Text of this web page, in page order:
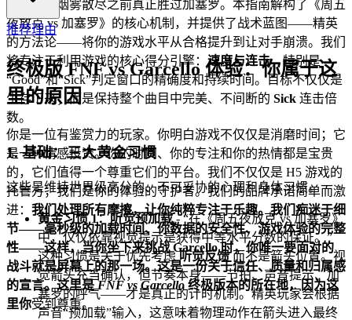
分，并在烟雾散尽之前真正胜过加塞罗。本指南解构了《周五
夜放克 vs 加塞罗》的核心机制，并提供了战术蓝图——精英
的方法论——将你的游戏水平从合格提升到让对手崩溃。我们
将专注于利用游戏的核心得分引擎：速度与连击，特别是
“Good”和“Sick”判定窗口的精确度和持续时间。目标不仅仅是
生存下来；而是保持整个曲目中完美、不间断的 Sick 连击倍
数。
1. 基础：三大黄金习惯
这些是维持世界级高分的、不可妥协的心理和身体习惯。
黄金习惯 1：听觉预加载- “在《周五夜放克 vs 加塞罗》
中，仅仅依靠视觉提示是获得中等水平分数的保证。”
这种习惯是关于优先考虑听觉反馈而不是箭头位置。视
觉箭头充当确认，但节奏本身——节拍、声音提示、加
塞罗的呼气——才是真正的计时机制。精英玩家会根据
声音“预加载”输入，这意味着物理动作在箭头进入最终
推荐理由
终极版 FNF vs Garcello 体验：你属于这
里的原因
你是一位有鉴赏力的玩家。你明白游戏不仅仅是消磨时间；它
是一种情感投资。你的时间、你的专注和你的热情都是宝贵
的，它们值得一个尊重它们的平台。我们不仅仅是 H5 游戏的
托管方；我们是你的体验的守护者。我们的品牌承诺简单而激
进： 我们处理所有摩擦，让你纯粹专注于乐趣。我们痴迷于细
节——毫秒级的加载时间、你数据的安全性、游戏体验的完整
性——这样，当你坐下来挑战 Garcello 时，你唯一要面对的
战斗就是屏幕上的那一场。这是一份关于信任、质量和归属感
的宣言。这里是 FNF vs Garcello 终极版本的所在地，因为这
里你受到尊重。